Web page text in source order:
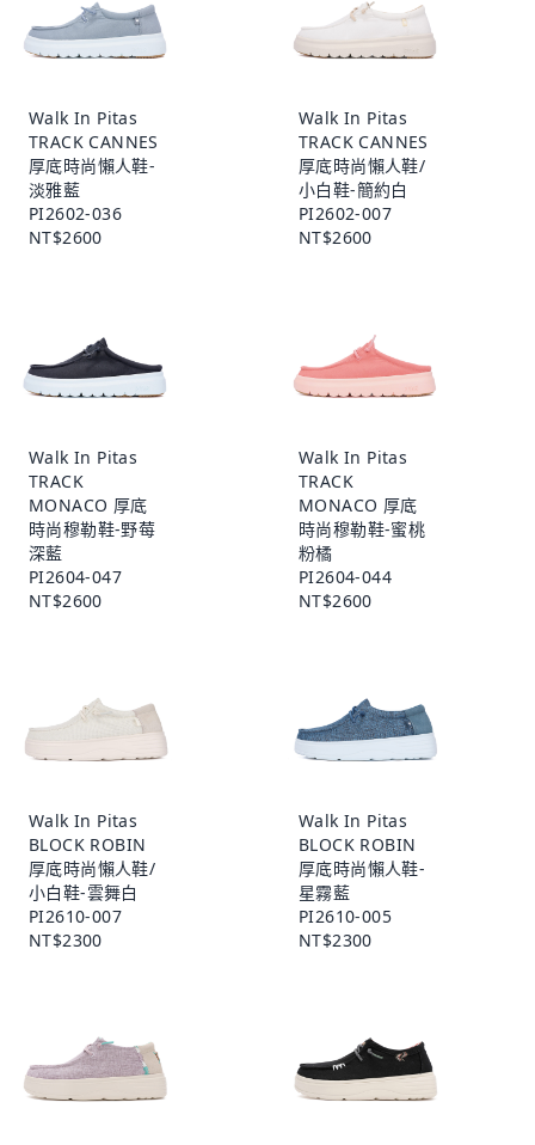
Walk In Pitas
TRACK CANNES
厚底時尚懶人鞋-
淡雅藍
PI2602-036
NT$2600
Walk In Pitas
TRACK CANNES
厚底時尚懶人鞋/
小白鞋-簡約白
PI2602-007
NT$2600
Walk In Pitas
TRACK
MONACO 厚底
時尚穆勒鞋-野莓
深藍
PI2604-047
NT$2600
Walk In Pitas
TRACK
MONACO 厚底
時尚穆勒鞋-蜜桃
粉橘
PI2604-044
NT$2600
Walk In Pitas
BLOCK ROBIN
厚底時尚懶人鞋/
小白鞋-雲舞白
PI2610-007
NT$2300
Walk In Pitas
BLOCK ROBIN
厚底時尚懶人鞋-
星霧藍
PI2610-005
NT$2300